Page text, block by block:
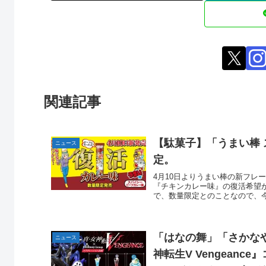
関連記事
ニュース
【駄菓子】「うまい
定。
4月10日よりうまい棒の新フレ
『チキンカレー味』の復活希
で、数量限定とのことなので、
ニュース
「はなの舞」「さか
神転生V Vengeance』